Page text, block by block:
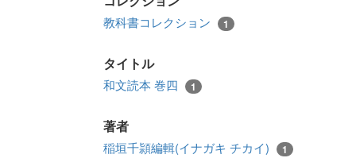
教科書コレクション 1
タイトル
和文読本 巻四 1
著者
稲垣千頴編輯(イナガキ チカイ) 1